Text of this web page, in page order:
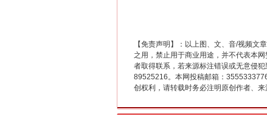
【免责声明】：以上图、文、音/视频
之用，禁止用于商业用途，并不代表本
者取得联系，若来源标注错误或无意侵
89525216。本网投稿邮箱：
创权利，请转载时务必注明原创作者、来